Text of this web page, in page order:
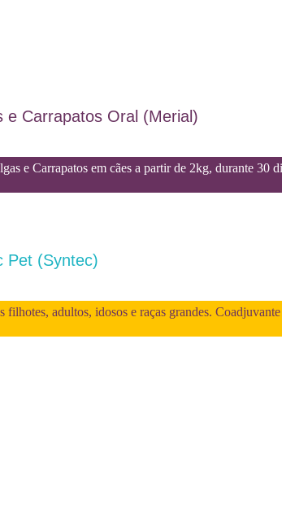
e Carrapatos Oral (Merial)
e Carrapatos em cães a partir de 2kg, durante 30
Pet (Syntec)
adultos, idosos e raças grandes.